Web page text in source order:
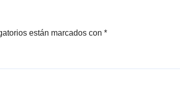
están marcados con *